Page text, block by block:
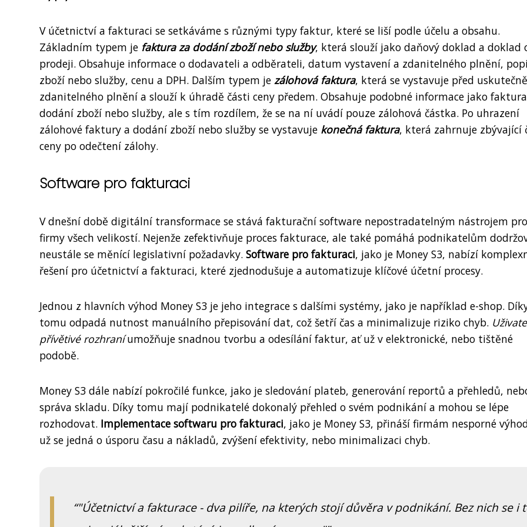
V účetnictví a fakturaci se setkáváme s různými typy faktur, které se liší podle účelu a obsahu.
Základním typem je faktura za dodání zboží nebo služby, která slouží jako daňový doklad a doklad
prodeji. Obsahuje informace o dodavateli a odběrateli, datum vystavení a zdanitelného plnění,
zboží nebo služby, cenu a DPH. Dalším typem je zálohová faktura, která se vystavuje před
zdanitelného plnění a slouží k úhradě části ceny předem. Obsahuje podobné informace jako
dodání zboží nebo služby, ale s tím rozdílem, že se na ní uvádí pouze zálohová částka. Po uhrazení
zálohové faktury a dodání zboží nebo služby se vystavuje konečná faktura, která zahrnuje zbývající
ceny po odečtení zálohy.
Software pro fakturaci
V dnešní době digitální transformace se stává fakturační software nepostradatelným nástrojem pro
firmy všech velikostí. Nejenže zefektivňuje proces fakturace, ale také pomáhá podnikatelům
neustále se měnící legislativní požadavky. Software pro fakturaci, jako je Money S3, nabízí
řešení pro účetnictví a fakturaci, které zjednodušuje a automatizuje klíčové účetní procesy.
Jednou z hlavních výhod Money S3 je jeho integrace s dalšími systémy, jako je například e-shop.
tomu odpadá nutnost manuálního přepisování dat, což šetří čas a minimalizuje riziko chyb.
přívětivé rozhraníumožňuje snadnou tvorbu a odesílání faktur, ať už v elektronické, nebo tištěné
podobě.
Money S3 dále nabízí pokročilé funkce, jako je sledování plateb, generování reportů a přehledů,
správa skladu. Díky tomu mají podnikatelé dokonalý přehled o svém podnikání a mohou se lépe
rozhodovat. Implementace softwaru pro fakturaci, jako je Money S3, přináší firmám nesporné
už se jedná o úsporu času a nákladů, zvýšení efektivity, nebo minimalizaci chyb.
"Účetnictví a fakturace - dva pilíře, na kterých stojí důvěra v podnikání. Bez nich se i